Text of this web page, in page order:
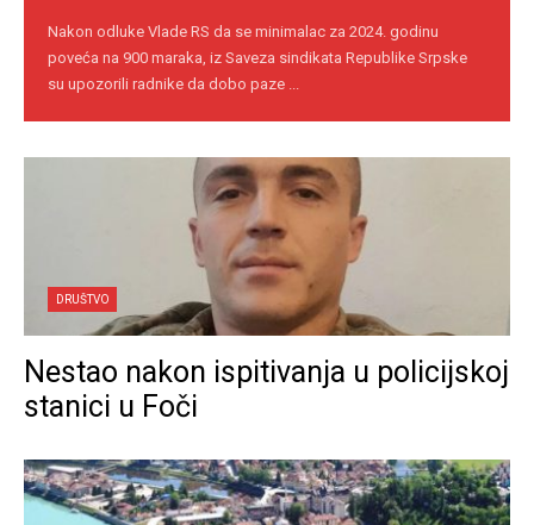
Nakon odluke Vlade RS da se minimalac za 2024. godinu
poveća na 900 maraka, iz Saveza sindikata Republike Srpske
su upozorili radnike da dobo paze ...
DRUŠTVO
Nestao nakon ispitivanja u policijskoj
stanici u Foči